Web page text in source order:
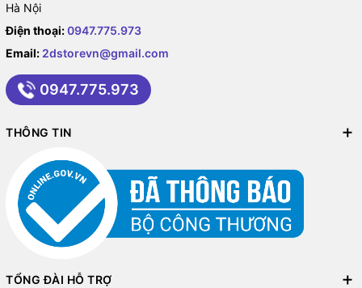
Hà Nội
Điện thoại:0947.775.973
Email: 2dstorevn@gmail.com
0947.775.973
THÔNG TIN
TỔNG ĐÀI HỖ TRỢ